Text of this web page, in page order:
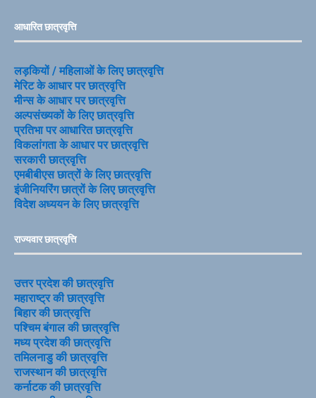
आधारित छात्रवृत्ति
लड़कियों / महिलाओं के लिए छात्रवृत्ति
मेरिट के आधार पर छात्रवृत्ति
मीन्स के आधार पर छात्रवृत्ति
अल्पसंख्यकों के लिए छात्रवृत्ति
प्रतिभा पर आधारित छात्रवृत्ति
विकलांगता के आधार पर छात्रवृत्ति
सरकारी छात्रवृत्ति
एमबीबीएस छात्रों के लिए छात्रवृत्ति
इंजीनियरिंग छात्रों के लिए छात्रवृत्ति
विदेश अध्ययन के लिए छात्रवृत्ति
राज्यवार छात्रवृत्ति
उत्तर प्रदेश की छात्रवृत्ति
महाराष्ट्र की छात्रवृत्ति
बिहार की छात्रवृत्ति
पश्चिम बंगाल की छात्रवृत्ति
मध्य प्रदेश की छात्रवृत्ति
तमिलनाडु की छात्रवृत्ति
राजस्थान की छात्रवृत्ति
कर्नाटक की छात्रवृत्ति